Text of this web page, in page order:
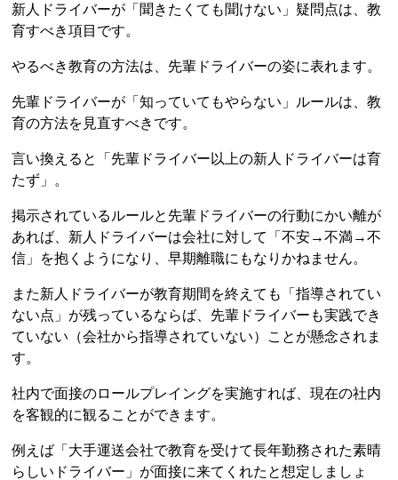
新人ドライバーが「聞きたくても聞けない」疑問点は、教
育すべき項目です。
やるべき教育の方法は、先輩ドライバーの姿に表れます。
先輩ドライバーが「知っていてもやらない」ルールは、教
育の方法を見直すべきです。
言い換えると「先輩ドライバー以上の新人ドライバーは育
たず」。
掲示されているルールと先輩ドライバーの行動にかい離が
あれば、新人ドライバーは会社に対して「不安→不満→不
信」を抱くようになり、早期離職にもなりかねません。
また新人ドライバーが教育期間を終えても「指導されてい
ない点」が残っているならば、先輩ドライバーも実践でき
ていない（会社から指導されていない）ことが懸念されま
す。
社内で面接のロールプレイングを実施すれば、現在の社内
を客観的に観ることができます。
例えば「大手運送会社で教育を受けて長年勤務された素晴
らしいドライバー」が面接に来てくれたと想定しましょ